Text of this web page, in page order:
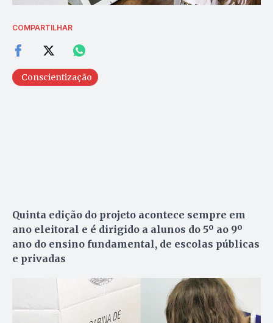
COMPARTILHAR
Conscientização
Quinta edição do projeto acontece sempre em
ano eleitoral e é dirigido a alunos do 5º ao 9º
ano do ensino fundamental, de escolas públicas
e privadas